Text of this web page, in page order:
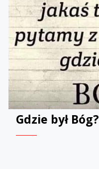
Gdzie był Bóg?